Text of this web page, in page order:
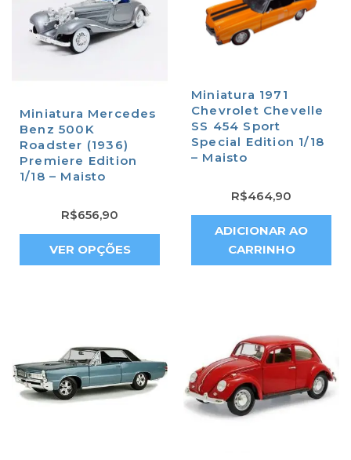
Miniatura 1971
Chevrolet Chevelle
SS 454 Sport
Special Edition 1/18
– Maisto
R$464,90
ADICIONAR AO
CARRINHO
Miniatura Mercedes
Benz 500K
Roadster (1936)
Premiere Edition
1/18 – Maisto
R$656,90
VER OPÇÕES